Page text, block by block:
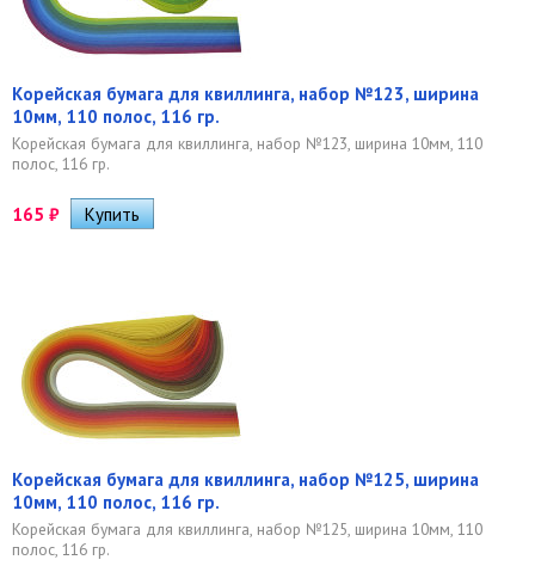
Корейская бумага для квиллинга, набор №123, ширина
10мм, 110 полос, 116 гр.
Корейская бумага для квиллинга, набор №123, ширина 10мм, 110
полос, 116 гр.
165 ₽
Корейская бумага для квиллинга, набор №125, ширина
10мм, 110 полос, 116 гр.
Корейская бумага для квиллинга, набор №125, ширина 10мм, 110
полос, 116 гр.